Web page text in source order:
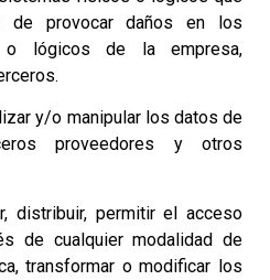
de provocar daños en los
o lógicos de la empresa,
y/o manipular los datos de
proveedores y otros
distribuir, permitir el acceso
de cualquier modalidad de
transformar o modificar los